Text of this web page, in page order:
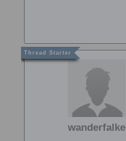
wanderfalke